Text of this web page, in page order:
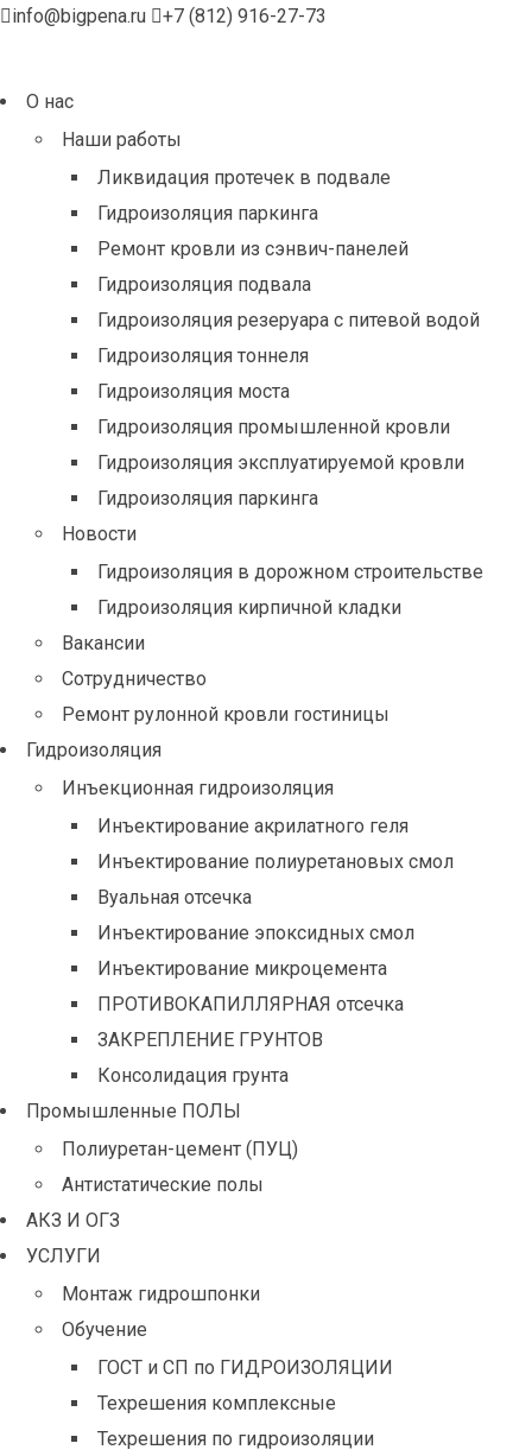
info@bigpena.ru +7 (812) 916-27-73
О нас
Наши работы
Ликвидация протечек в подвале
Гидроизоляция паркинга
Ремонт кровли из сэнвич-панелей
Гидроизоляция подвала
Гидроизоляция резеруара с питевой водой
Гидроизоляция тоннеля
Гидроизоляция моста
Гидроизоляция промышленной кровли
Гидроизоляция эксплуатируемой кровли
Гидроизоляция паркинга
Новости
Гидроизоляция в дорожном строительстве
Гидроизоляция кирпичной кладки
Вакансии
Сотрудничество
Ремонт рулонной кровли гостиницы
Гидроизоляция
Инъекционная гидроизоляция
Инъектирование акрилатного геля
Инъектирование полиуретановых смол
Вуальная отсечка
Инъектирование эпоксидных смол
Инъектирование микроцемента
ПРОТИВОКАПИЛЛЯРНАЯ отсечка
ЗАКРЕПЛЕНИЕ ГРУНТОВ
Консолидация грунта
Промышленные ПОЛЫ
Полиуретан-цемент (ПУЦ)
Антистатические полы
АКЗ И ОГЗ
УСЛУГИ
Монтаж гидрошпонки
Обучение
ГОСТ и СП по ГИДРОИЗОЛЯЦИИ
Техрешения комплексные
Техрешения по гидроизоляции